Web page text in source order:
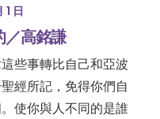
1 日
／高銘謙
些事轉比自己和亞波
經所記，免得你們自
使你與人不同的是誰